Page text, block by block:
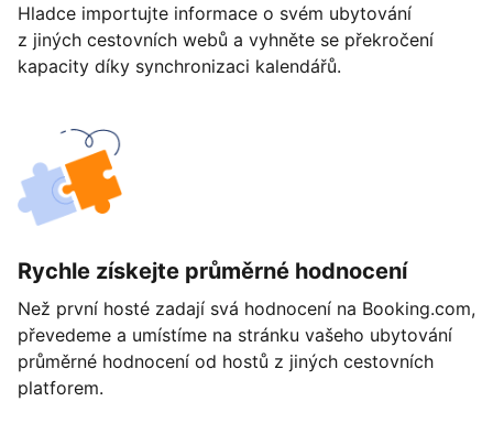
Hladce importujte informace o svém ubytování
z jiných cestovních webů a vyhněte se překročení
kapacity díky synchronizaci kalendářů.
Rychle získejte průměrné hodnocení
Než první hosté zadají svá hodnocení na Booking.com,
převedeme a umístíme na stránku vašeho ubytování
průměrné hodnocení od hostů z jiných cestovních
platforem.